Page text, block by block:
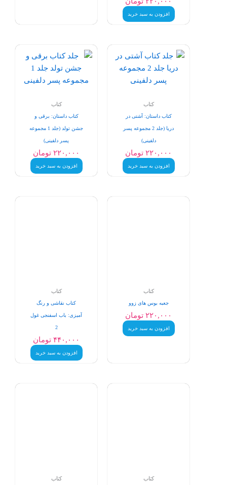
افزودن به سبد خرید
کتاب
کتاب داستان: آشتی در
دریا (جلد 2 مجموعه پسر
دلفینی)
۲۲۰,۰۰۰ تومان
افزودن به سبد خرید
کتاب
کتاب داستان: برقی و
جشن تولد (جلد 1 مجموعه
پسر دلفینی)
۲۲۰,۰۰۰ تومان
افزودن به سبد خرید
کتاب
جعبه بوس های زوو
۲۲۰,۰۰۰ تومان
افزودن به سبد خرید
کتاب
کتاب نقاشی و رنگ
آمیزی: باب اسفنجی غول
2
۴۴۰,۰۰۰ تومان
افزودن به سبد خرید
کتاب کتاب